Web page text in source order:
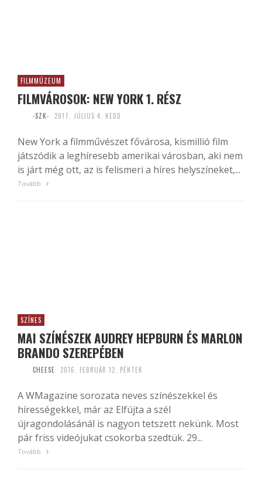
FILMMÚZEUM
FILMVÁROSOK: NEW YORK 1. RÉSZ
-SZK- 2017. JÚLIUS 4. KEDD
New York a filmművészet fővárosa, kismillió film
játszódik a leghíresebb amerikai városban, aki nem
is járt még ott, az is felismeri a híres helyszíneket,...
Tovább
SZÍNES
MAI SZÍNÉSZEK AUDREY HEPBURN ÉS MARLON
BRANDO SZEREPÉBEN
CHEESE 2016. FEBRUÁR 12. PÉNTEK
A WMagazine sorozata neves színészekkel és
hírességekkel, már az Elfújta a szél
újragondolásánál is nagyon tetszett nekünk. Most
pár friss videójukat csokorba szedtük. 29...
Tovább